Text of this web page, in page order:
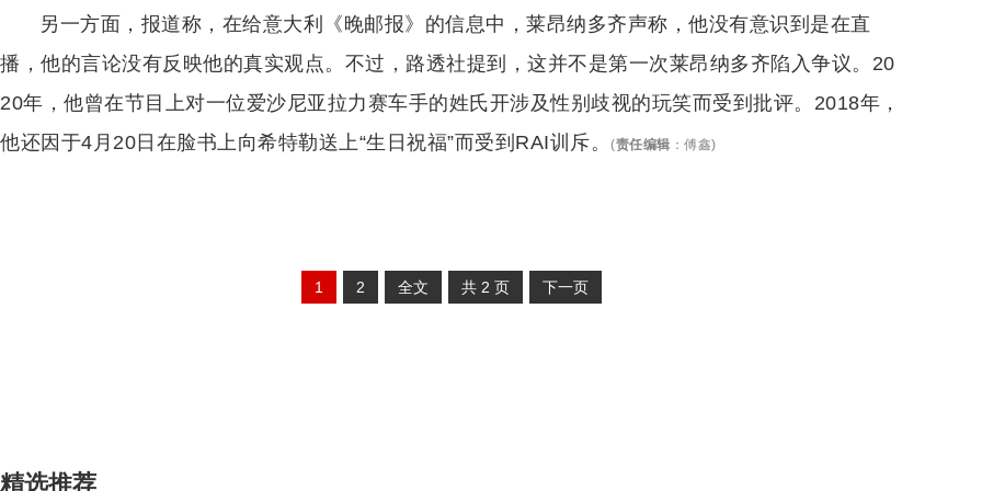
另一方面，报道称，在给意大利《晚邮报》的信息中，莱昂纳多齐声称，他没有意识到是在直
播，他的言论没有反映他的真实观点。不过，路透社提到，这并不是第一次莱昂纳多齐陷入争议。20
20年，他曾在节目上对一位爱沙尼亚拉力赛车手的姓氏开涉及性别歧视的玩笑而受到批评。2018年，
他还因于4月20日在脸书上向希特勒送上“生日祝福”而受到RAI训斥。
(责任编辑 ： 傅鑫)
1 2 全文 共 2 页 下一页
精选推荐